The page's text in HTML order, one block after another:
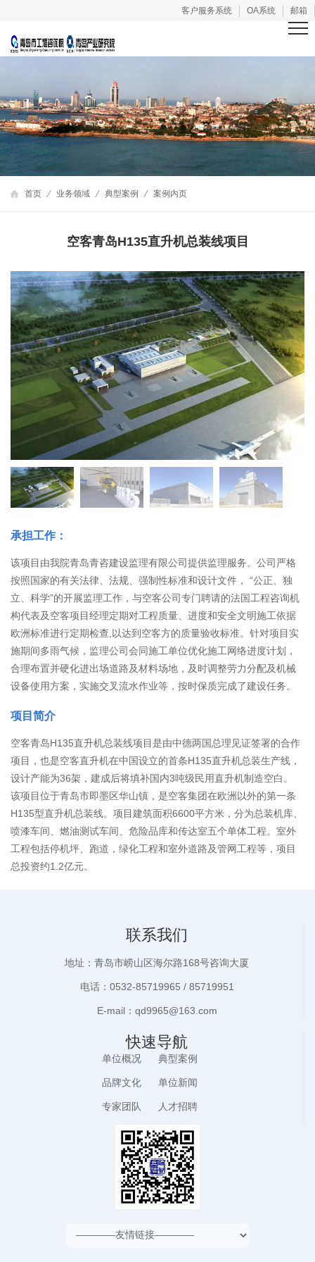
客户服务系统 OA系统 邮箱
首页 业务领域 典型案例 案例内页
空客青岛H135直升机总装线项目
承担工作：
该项目由我院青岛青咨建设监理有限公司提供监理服务。公司严格
按照国家的有关法律、法规、强制性标准和设计文件， “公正、独
立、科学”的开展监理工作，与空客公司专门聘请的法国工程咨询机
构代表及空客项目经理定期对工程质量、进度和安全文明施工依据
欧洲标准进行定期检查,以达到空客方的质量验收标准。针对项目实
施期间多雨气候，监理公司会同施工单位优化施工网络进度计划，
合理布置并硬化进出场道路及材料场地，及时调整劳力分配及机械
设备使用方案，实施交叉流水作业等，按时保质完成了建设任务。
项目简介
空客青岛H135直升机总装线项目是由中德两国总理见证签署的合作
项目，也是空客直升机在中国设立的首条H135直升机总装生产线，
设计产能为36架，建成后将填补国内3吨级民用直升机制造空白。
该项目位于青岛市即墨区华山镇，是空客集团在欧洲以外的第一条
H135型直升机总装线。项目建筑面积6600平方米，分为总装机库、
喷漆车间、燃油测试车间、危险品库和传达室五个单体工程。室外
工程包括停机坪、跑道，绿化工程和室外道路及管网工程等，项目
总投资约1.2亿元。
联系我们
地址：青岛市崂山区海尔路168号咨询大厦
电话：0532-85719965 / 85719951
E-mail：qd9965@163.com
快速导航
单位概况 典型案例
品牌文化 单位新闻
专家团队 人才招聘